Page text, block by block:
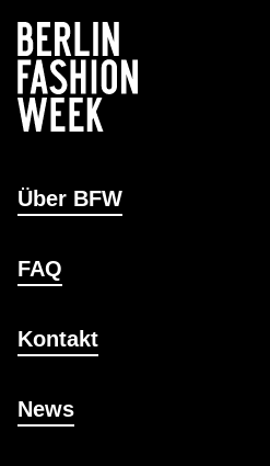
Über BFW
FAQ
Kontakt
News